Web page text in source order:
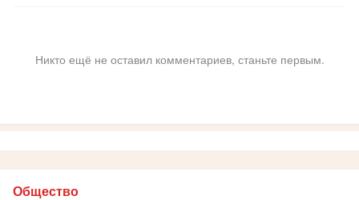
Никто ещё не оставил комментариев, станьте первым.
Общество